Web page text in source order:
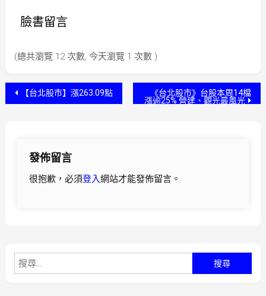
臉書留言
(總共瀏覽 12 次數, 今天瀏覽 1 次數 )
文
【台北股市】漲263.09點
《台北股市》台股本周14檔
漲逾25% 營建、觀光最風光
發佈留言
很抱歉，必須登入網站才能發佈留言。
尋